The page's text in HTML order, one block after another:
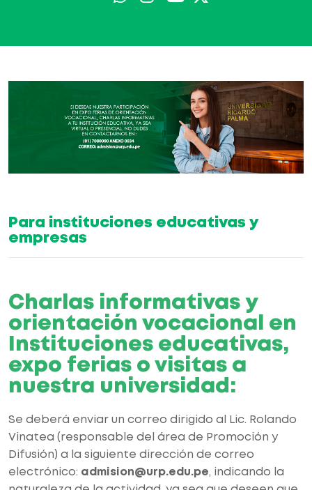
Para instituciones educativas y
empresas
Charlas informativas y
orientación vocacional en
Instituciones educativas,
expo ferias o visitas a
nuestra universidad:
Se deberá enviar un correo dirigido al Lic. Rolando
Vinatea (responsable del área de Promoción y
Difusión) a la siguiente dirección de correo
electrónico: admision@urp.edu.pe, indicando la